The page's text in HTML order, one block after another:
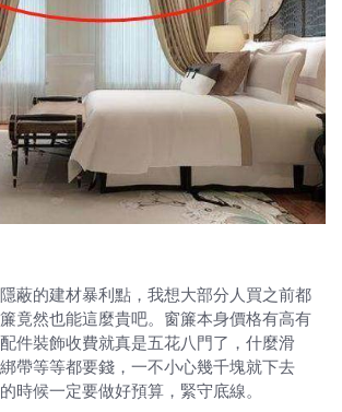
蔽的建材暴利點，我想大部分人買之前都
竟然也能這麼貴吧。窗簾本身價格有高有
件裝飾收費就真是五花八門了，什麼滑
帶等等都要錢，一不小心幾千塊就下去
時候一定要做好預算，緊守底線。